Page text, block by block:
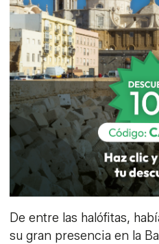
De entre las halófitas,
su gran presencia en la